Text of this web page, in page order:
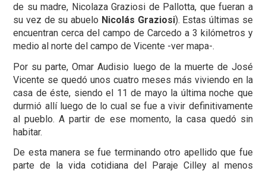
de su madre, Nicolaza Graziosi de Pallotta, que fueran a
su vez de su abuelo Nicolás Graziosi). Estas últimas se
encuentran cerca del campo de Carcedo a 3 kilómetros y
medio al norte del campo de Vicente -ver mapa-.
Por su parte, Omar Audisio luego de la muerte de José
Vicente se quedó unos cuatro meses más viviendo en la
casa de éste, siendo el 11 de mayo la última noche que
durmió allí luego de lo cual se fue a vivir definitivamente
al pueblo. A partir de ese momento, la casa quedó sin
habitar.
De esta manera se fue terminando otro apellido que fue
parte de la vida cotidiana del Paraje Cilley al menos